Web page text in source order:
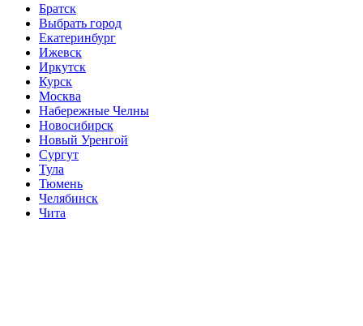
Братск
Выбрать город
Екатеринбург
Ижевск
Иркутск
Курск
Москва
Набережные Челны
Новосибирск
Новый Уренгой
Сургут
Тула
Тюмень
Челябинск
Чита